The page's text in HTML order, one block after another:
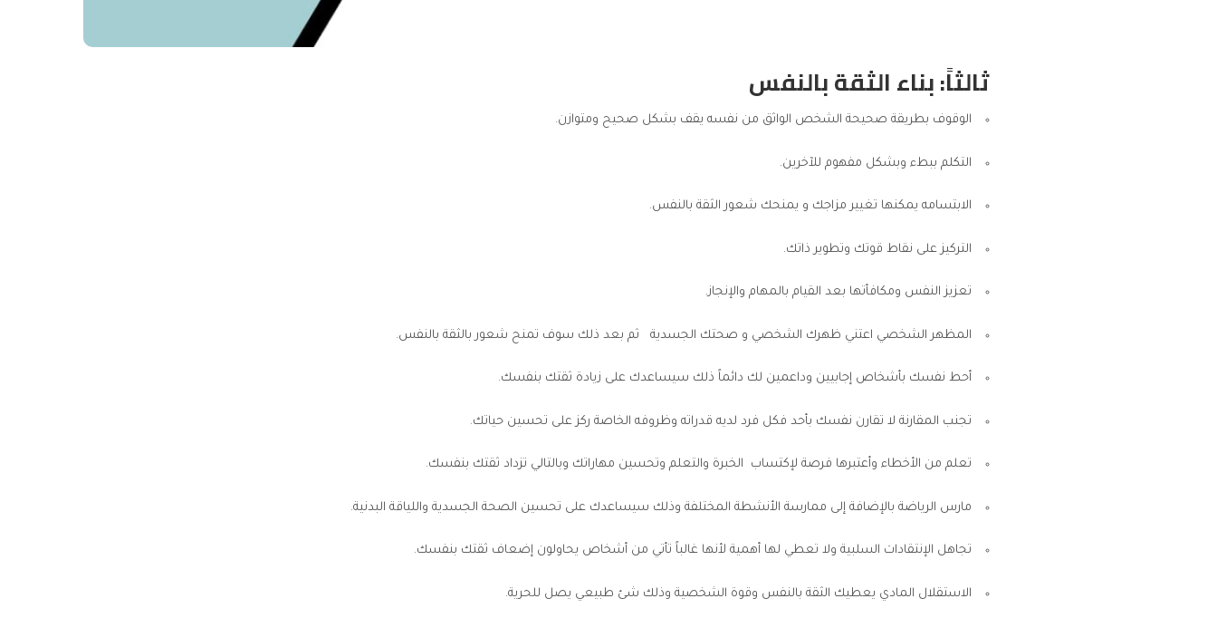
ثالثاً: بناء الثقة بالنفس
الوقوف بطريقة صحيحة الشخص الواثق من نفسه يقف بشكل صحيح ومتوازن.
التكلم ببطء وبشكل مفهوم للآخرين.
الابتسامه يمكنها تغيير مزاجك و يمنحك شعور الثقة بالنفس.
التركيز على نقاط قوتك وتطوير ذاتك.
تعزيز النفس ومكافأتها بعد القيام بالمهام والإنجاز.
المظهر الشخصي اعتني ظهرك الشخصي و صحتك الجسدية ثم بعد ذلك سوف تمنح شعور بالثقة بالنفس.
أحط نفسك بأشخاص إجابيين وداعمين لك دائماً ذلك سيساعدك على زيادة ثقتك بنفسك.
تجنب المقارنة لا تقارن نفسك بأحد فكل فرد لديه قدراته وظروفه الخاصة ركز على تحسين حياتك.
تعلم من الأخطاء وأعتبرها فرصة لإكتساب الخبرة والتعلم وتحسين مهاراتك وبالتالي تزداد ثقتك بنفسك.
مارس الرياضة بالإضافة إلى ممارسة الأنشطة المختلفة وذلك سيساعدك على تحسين الصحة الجسدية واللياقة البدنية.
تجاهل الإنتقادات السلبية ولا تعطي لها أهمية لأنها غالباً تأتي من أشخاص يحاولون إضعاف ثقتك بنفسك.
الاستقلال المادي يعطيك الثقة بالنفس وقوة الشخصية وذلك شئ طبيعي يصل للحرية.